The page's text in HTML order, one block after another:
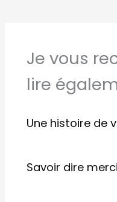
Je vous
lire
Une histoire de
Savoir dire merci